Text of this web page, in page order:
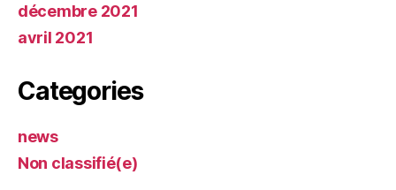
décembre 2021
avril 2021
Categories
news
Non classifié(e)